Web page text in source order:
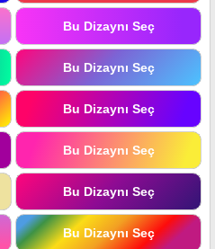
Bu Dizaynı Seç
Bu Dizaynı Seç
Bu Dizaynı Seç
Bu Dizaynı Seç
Bu Dizaynı Seç
Bu Dizaynı Seç